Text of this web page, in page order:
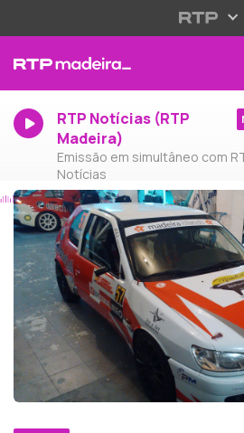
RTP Notícias (RTP
Madeira)
Emissão em simultâneo com
Notícias